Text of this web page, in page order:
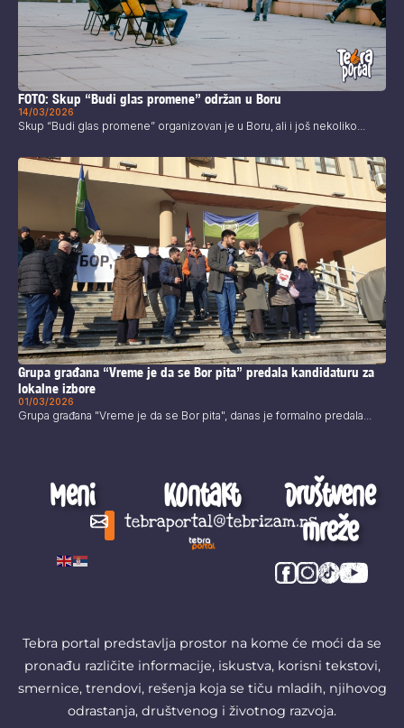
FOTO: Skup “Budi glas promene” održan u Boru
14/03/2026
Skup “Budi glas promene” organizovan je u Boru, ali i još nekoliko...
Grupa građana “Vreme je da se Bor pita” predala kandidaturu za
lokalne izbore
01/03/2026
Grupa građana "Vreme je da se Bor pita", danas je formalno predala...
Meni Kontakt
tebraportal@tebrizam.rs
Društvene
mreže
Tebra portal predstavlja prostor na kome će moći da se
pronađu različite informacije, iskustva, korisni tekstovi,
smernice, trendovi, rešenja koja se tiču mladih, njihovog
odrastanja, društvenog i životnog razvoja.